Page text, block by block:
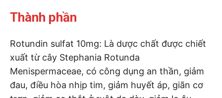
Thành phần
Rotundin sulfat 10mg: Là dược chất được chiết
xuất từ cây Stephania Rotunda
Menispermaceae, có công dụng an thần, giảm
đau, điều hòa nhịp tim, giảm huyết áp, giãn cơ